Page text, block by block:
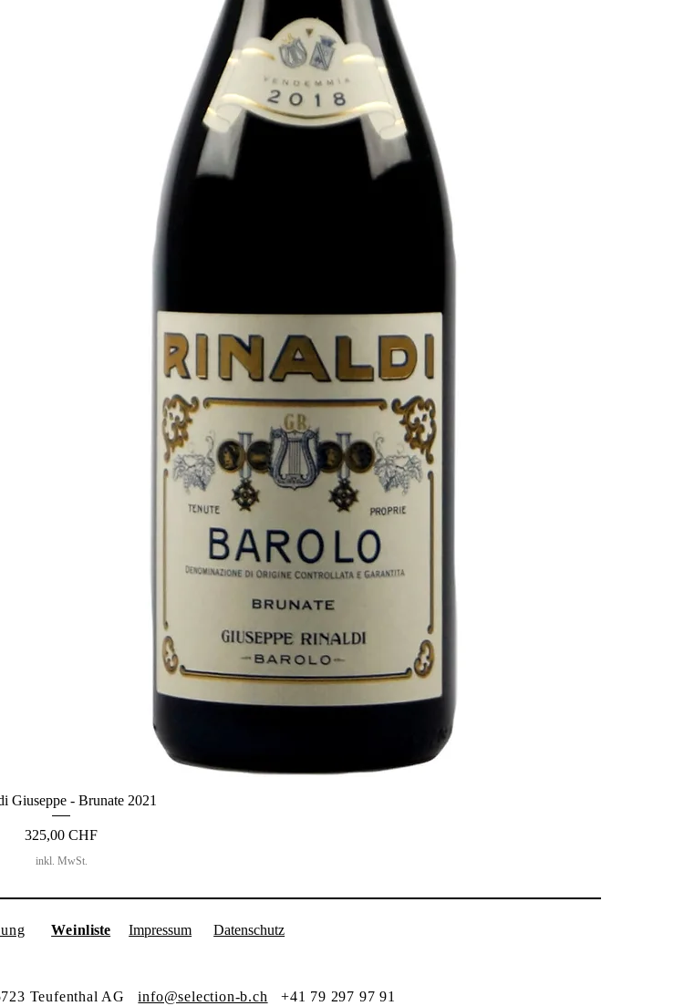
Giuseppe - Brunate 2021
Preis
325,00 CHF
inkl. MwSt.
Weinliste Impressum Datenschutz
Teufenthal AGinfo@selection-b.ch +41 79 297 97 91